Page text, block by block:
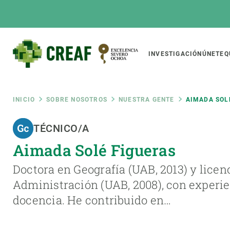
Main
INVESTIGACIÓN ÚNETE
Ruta
de
navegación
INICIO SOBRE NOSOTROS NUESTRA GENTE AIMADA
TÉCNICO/A
Aimada Solé Figueras
Doctora en Geografía (UAB, 2013) y
Administración (UAB, 2008), con
docencia. He contribuido en…
Featured
responsive
INTRANET
Responsive
menu
SOBRE NOSOTROS
El Centro
Organización institucional
Transparencia